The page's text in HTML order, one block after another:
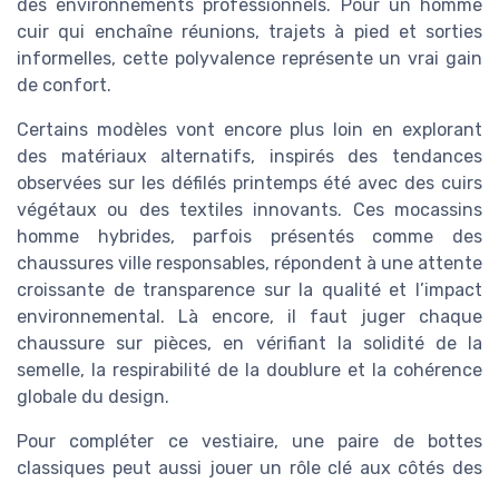
des environnements professionnels. Pour un homme
cuir qui enchaîne réunions, trajets à pied et sorties
informelles, cette polyvalence représente un vrai gain
de confort.
Certains modèles vont encore plus loin en explorant
des matériaux alternatifs, inspirés des tendances
observées sur les défilés printemps été avec des cuirs
végétaux ou des textiles innovants. Ces mocassins
homme hybrides, parfois présentés comme des
chaussures ville responsables, répondent à une attente
croissante de transparence sur la qualité et l’impact
environnemental. Là encore, il faut juger chaque
chaussure sur pièces, en vérifiant la solidité de la
semelle, la respirabilité de la doublure et la cohérence
globale du design.
Pour compléter ce vestiaire, une paire de bottes
classiques peut aussi jouer un rôle clé aux côtés des